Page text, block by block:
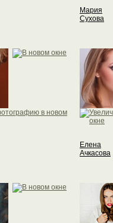
Мария
Сухова
Елена
Ачкасова